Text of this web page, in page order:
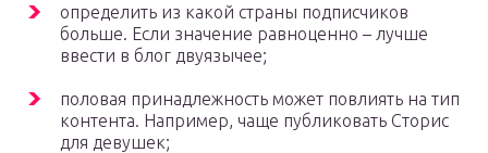
определить из какой страны подписчиков
больше. Если значение равноценно – лучше
ввести в блог двуязычее;
половая принадлежность может повлиять на тип
контента. Например, чаще публиковать Сторис
для девушек;